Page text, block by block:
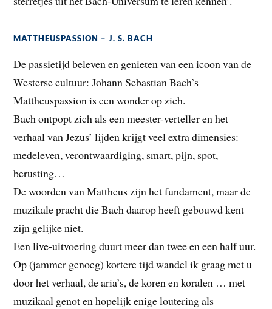
MATTHEUSPASSION – J. S. BACH
De passietijd beleven en genieten van een icoon van de
Westerse cultuur: Johann Sebastian Bach’s
Mattheuspassion is een wonder op zich.
Bach ontpopt zich als een meester-verteller en het
verhaal van Jezus’ lijden krijgt veel extra dimensies:
medeleven, verontwaardiging, smart, pijn, spot,
berusting…
De woorden van Mattheus zijn het fundament, maar de
muzikale pracht die Bach daarop heeft gebouwd kent
zijn gelijke niet.
Een live-uitvoering duurt meer dan twee en een half uur.
Op (jammer genoeg) kortere tijd wandel ik graag met u
door het verhaal, de aria’s, de koren en koralen … met
muzikaal genot en hopelijk enige loutering als